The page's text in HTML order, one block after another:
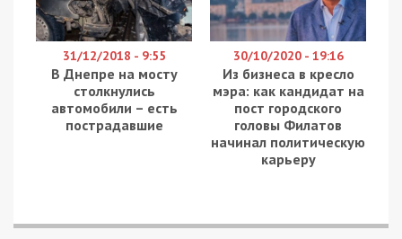
31/12/2018 - 9:55
В Днепре на мосту
столкнулись
автомобили – есть
пострадавшие
30/10/2020 - 19:16
Из бизнеса в кресло
мэра: как кандидат на
пост городского
головы Филатов
начинал политическую
карьеру